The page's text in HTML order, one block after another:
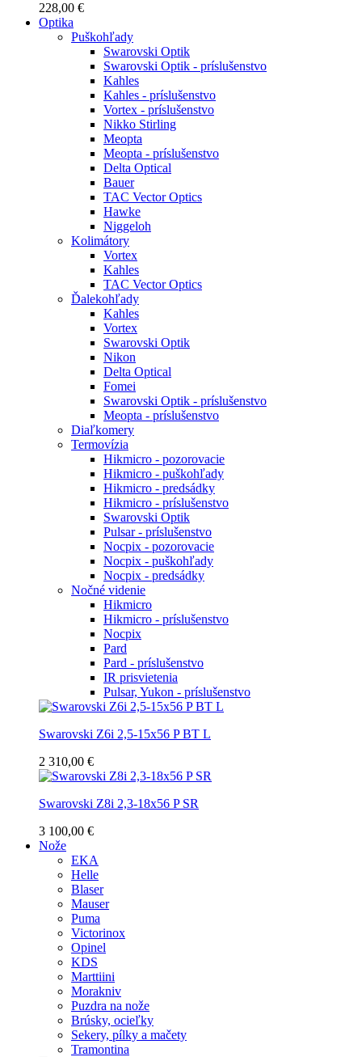
228,00 €
Optika
Puškohľady
Swarovski Optik
Swarovski Optik - príslušenstvo
Kahles
Kahles - príslušenstvo
Vortex - príslušenstvo
Nikko Stirling
Meopta
Meopta - príslušenstvo
Delta Optical
Bauer
TAC Vector Optics
Hawke
Niggeloh
Kolimátory
Vortex
Kahles
TAC Vector Optics
Ďalekohľady
Kahles
Vortex
Swarovski Optik
Nikon
Delta Optical
Fomei
Swarovski Optik - príslušenstvo
Meopta - príslušenstvo
Diaľkomery
Termovízia
Hikmicro - pozorovacie
Hikmicro - puškohľady
Hikmicro - predsádky
Hikmicro - príslušenstvo
Swarovski Optik
Pulsar - príslušenstvo
Nocpix - pozorovacie
Nocpix - puškohľady
Nocpix - predsádky
Nočné videnie
Hikmicro
Hikmicro - príslušenstvo
Nocpix
Pard
Pard - príslušenstvo
IR prisvietenia
Pulsar, Yukon - príslušenstvo
Swarovski Z6i 2,5-15x56 P BT L
2 310,00 €
Swarovski Z8i 2,3-18x56 P SR
3 100,00 €
Nože
EKA
Helle
Blaser
Mauser
Puma
Victorinox
Opinel
KDS
Marttiini
Morakniv
Puzdra na nože
Brúsky, ocieľky
Sekery, pílky a mačety
Tramontina